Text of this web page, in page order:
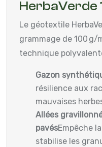
HerbaVerde
Le géotextile
grammage de 100 g/
technique
Gazon
résilience aux
mauvaises
Allées
pavésEmpêche
stabilise les